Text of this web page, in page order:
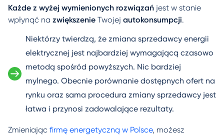
Każde z wyżej wymienionych rozwiązań jest w stanie
wpłynąć na zwiększenie Twojej autokonsumpcji.
Niektórzy twierdzą, że zmiana sprzedawcy energii
elektrycznej jest najbardziej wymagającą czasowo
metodą spośród powyższych. Nic bardziej
mylnego. Obecnie porównanie dostępnych ofert na
rynku oraz sama procedura zmiany sprzedawcy jest
łatwa i przynosi zadowalające rezultaty.
Zmieniając firmę energetyczną w Polsce, możesz